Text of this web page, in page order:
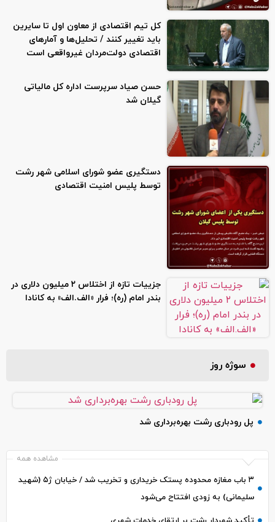
کل تیم اقتصادی از معاون اول تا سایرین
باید تغییر کنند / تحلیل‌ها و آمارهای
اقتصادی دولت‌مردان غیرواقعی است
حسن صیاد سرپرست اداره کل مالیاتی
گیلان شد
دستگیری عضو شورای اسلامی شهر رشت
توسط پلیس امنیت اقتصادی
جزییات تازه از اختلاس ۲ میلیون دلاری در
بندر امام (ره)؛ فرار «الف.الف» به کانادا
سوژه روز
پل رودباری رشت بهره‌برداری شد
مشاهده همه
۳ باب مغازه محدوده پستک خریداری و تخریب شد / خیابان ژ۵ (شهید
سلیمانی) به زودی افتتاح می‌شود